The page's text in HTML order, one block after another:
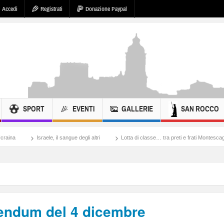
Accedi Registrati Donazione Paypal
SPORT EVENTI GALLERIE SAN ROCCO
il sangue degli altri Lotta di classe… tra preti e frati Montescaglioso
del 4 dicembre